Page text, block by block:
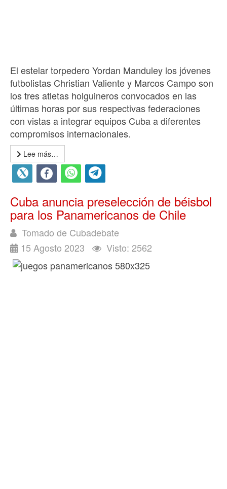
El estelar torpedero Yordan Manduley los jóvenes
futbolistas Christian Valiente y Marcos Campo son
los tres atletas holguineros convocados en las
últimas horas por sus respectivas federaciones
con vistas a integrar equipos Cuba a diferentes
compromisos internacionales.
Lee más…
Cuba anuncia preselección de béisbol
para los Panamericanos de Chile
Tomado de Cubadebate
15 Agosto 2023
Visto: 2562